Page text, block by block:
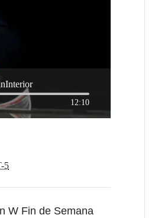
12:10
5
W Fin de Semana